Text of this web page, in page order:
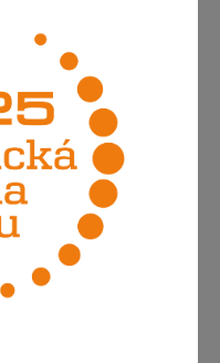
V rámci ověřování
simulačními daty a
a vytváří
či firma, která má
kódu, s
ohledu na to, kdo
je napsán.
být dostatečně
za škodu a její
podchyceny,
poskytl
a jistotu, že
u schovatele mu
softwaru.